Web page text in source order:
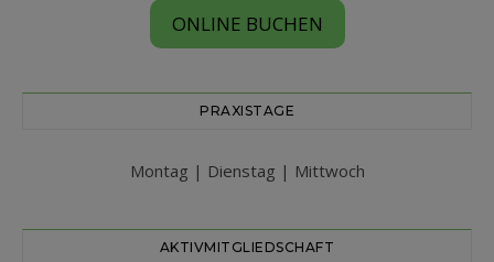
ONLINE BUCHEN
PRAXISTAGE
Montag | Dienstag | Mittwoch
AKTIVMITGLIEDSCHAFT